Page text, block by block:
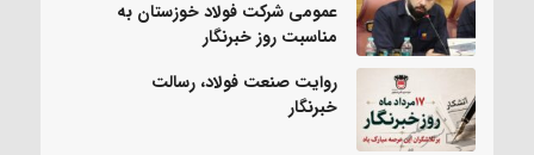
عمومی شرکت فولاد خوزستان به
مناسبت روز خبرنگار
روایت صنعت فولاد،‌ رسالت
خبرنگار